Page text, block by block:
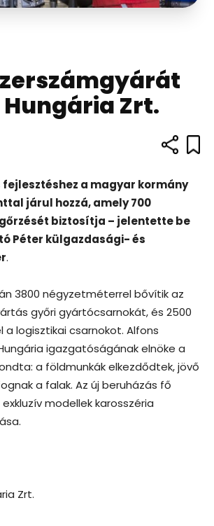
Hungária Zrt.
fejlesztéshez a magyar kormány
járul hozzá, amely 700
biztosítja – jelentette be
Péter külgazdasági- és
.
3800 négyzetméterrel bővítik az
győri gyártócsarnokát, és 2500
logisztikai csarnokot. Alfons
igazgatóságának elnöke a
a földmunkák elkezdődtek, jövő
a falak. Az új beruházás fő
modellek karosszéria
Zrt.